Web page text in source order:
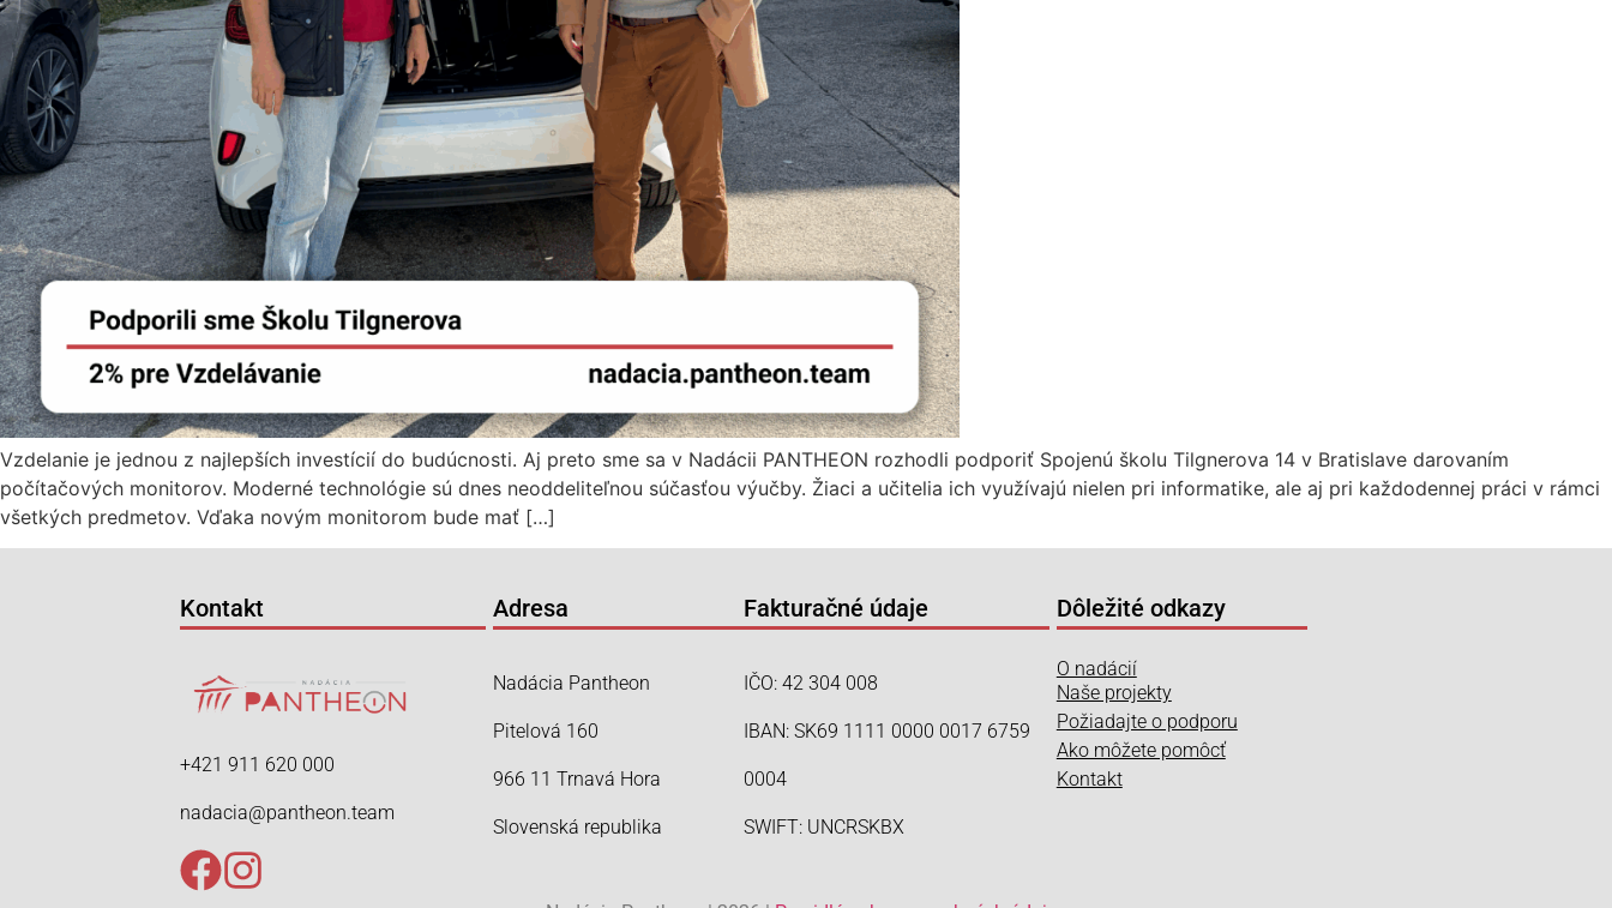
Vzdelanie je jednou z najlepších investícií do budúcnosti. Aj preto sme sa v Nadácii PANTHEON rozhodli podporiť Spojenú školu Tilgnerova 14 v Bratislave darovaním
počítačových monitorov. Moderné technológie sú dnes neoddeliteľnou súčasťou výučby. Žiaci a učitelia ich využívajú nielen pri informatike, ale aj pri každodennej práci v rámci
všetkých predmetov. Vďaka novým monitorom bude mať […]
Kontakt
+421 911 620 000
nadacia@pantheon.team
Adresa
Nadácia Pantheon
Pitelová 160
966 11 Trnavá Hora
Slovenská republika
Fakturačné údaje
IČO: 42 304 008
IBAN: SK69 1111 0000 0017 6759
0004
SWIFT: UNCRSKBX
Dôležité odkazy
O nadácií
Naše projekty
Požiadajte o podporu
Ako môžete pomôcť
Kontakt